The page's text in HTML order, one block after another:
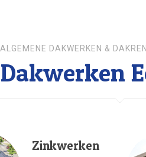
ALGEMENE DAKWERKEN &
Dakwerken
Zinkwerken